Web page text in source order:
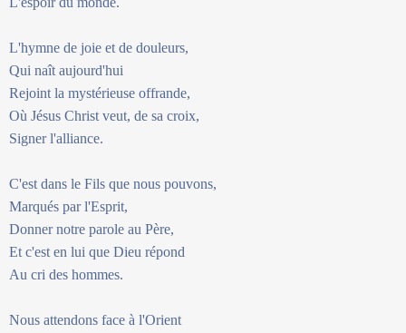
L'hymne de joie et de douleurs,
Qui naît aujourd'hui
Rejoint la mystérieuse offrande,
Où Jésus Christ veut, de sa croix,
Signer l'alliance.
C'est dans le Fils que nous pouvons,
Marqués par l'Esprit,
Donner notre parole au Père,
Et c'est en lui que Dieu répond
Au cri des hommes.
Nous attendons face à l'Orient